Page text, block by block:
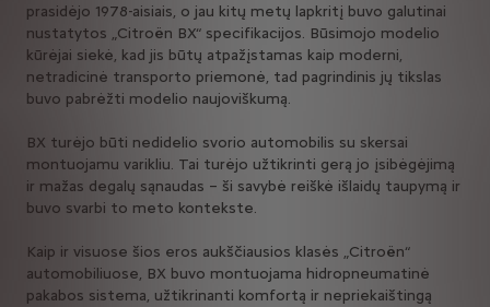
prasidėjo 1978-aisiais, o jau kitų metų lapkritį buvo galutinai
nustatytos „Citroën BX“ specifikacijos. Būsimojo modelio
kūrėjai siekė, kad jis būtų atpažįstamas kaip moderni,
netradicinė transporto priemonė, tad pagrindinis jų tikslas
buvo pabrėžti modelio naujoviškumą.
BX turėjo būti nedidelio svorio automobilis su skersai
montuojamu varikliu. Tai turėjo užtikrinti gerą jo įsibėgėjimą
ir mažas degalų sąnaudas – ši savybė reiškė išlaidų taupymą ir
buvo svarbi to meto kontekste.
Kaip ir visuose šios eros aukščiausios klasės „Citroën“
automobiliuose, BX buvo montuojama hidropneumatinė
pakabos sistema, užtikrinanti komfortą ir nepriekaištingą